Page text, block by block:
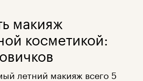
макияж
косметикой:
летний макияж всего 5